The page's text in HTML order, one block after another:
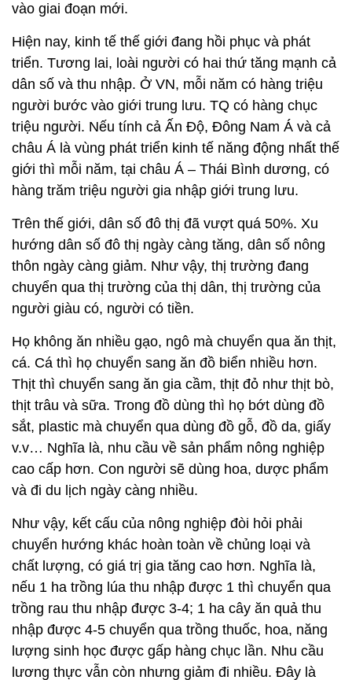
vào giai đoạn mới.
Hiện nay, kinh tế thế giới đang hồi phục và phát
triển. Tương lai, loài người có hai thứ tăng mạnh cả
dân số và thu nhập. Ở VN, mỗi năm có hàng triệu
người bước vào giới trung lưu. TQ có hàng chục
triệu người. Nếu tính cả Ấn Độ, Đông Nam Á và cả
châu Á là vùng phát triển kinh tế năng động nhất thế
giới thì mỗi năm, tại châu Á – Thái Bình dương, có
hàng trăm triệu người gia nhập giới trung lưu.
Trên thế giới, dân số đô thị đã vượt quá 50%. Xu
hướng dân số đô thị ngày càng tăng, dân số nông
thôn ngày càng giảm. Như vậy, thị trường đang
chuyển qua thị trường của thị dân, thị trường của
người giàu có, người có tiền.
Họ không ăn nhiều gạo, ngô mà chuyển qua ăn thịt,
cá. Cá thì họ chuyển sang ăn đồ biển nhiều hơn.
Thịt thì chuyển sang ăn gia cầm, thịt đỏ như thịt bò,
thịt trâu và sữa. Trong đồ dùng thì họ bớt dùng đồ
sắt, plastic mà chuyển qua dùng đồ gỗ, đồ da, giấy
v.v… Nghĩa là, nhu cầu về sản phẩm nông nghiệp
cao cấp hơn. Con người sẽ dùng hoa, dược phẩm
và đi du lịch ngày càng nhiều.
Như vậy, kết cấu của nông nghiệp đòi hỏi phải
chuyển hướng khác hoàn toàn về chủng loại và
chất lượng, có giá trị gia tăng cao hơn. Nghĩa là,
nếu 1 ha trồng lúa thu nhập được 1 thì chuyển qua
trồng rau thu nhập được 3-4; 1 ha cây ăn quả thu
nhập được 4-5 chuyển qua trồng thuốc, hoa, năng
lượng sinh học được gấp hàng chục lần. Nhu cầu
lương thực vẫn còn nhưng giảm đi nhiều. Đây là